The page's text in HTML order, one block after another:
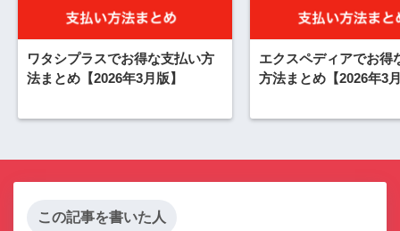
ワタシプラスでお得な支払い方
法まとめ【2026年3月版】
エクスペディアでお得
方法まとめ【2026年3
この記事を書いた人